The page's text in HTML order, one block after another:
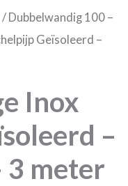
/ Dubbelwandig 100 –
Geïsoleerd –
Inox
–
3 meter